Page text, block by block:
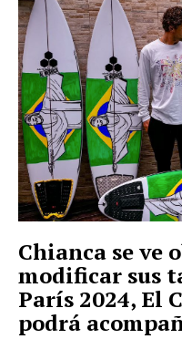
Chianca se ve
modificar sus
París 2024, El
podrá